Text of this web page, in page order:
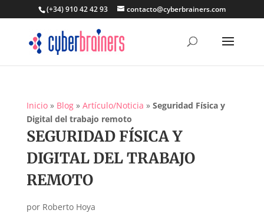
(+34) 910 42 42 93 contacto@cyberbrainers.com
Inicio» Blog» Artículo/Noticia » Seguridad Física y
Digital del trabajo remoto
SEGURIDAD FÍSICA Y
DIGITAL DEL TRABAJO
REMOTO
por Roberto Hoya